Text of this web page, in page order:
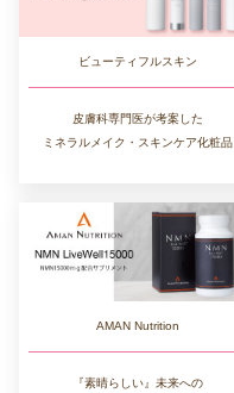
ビューティフルスキン
皮膚科専門医が考案した
ミネラルメイク・スキンケア化粧品
AMAN Nutrition
『素晴らしい』未来への